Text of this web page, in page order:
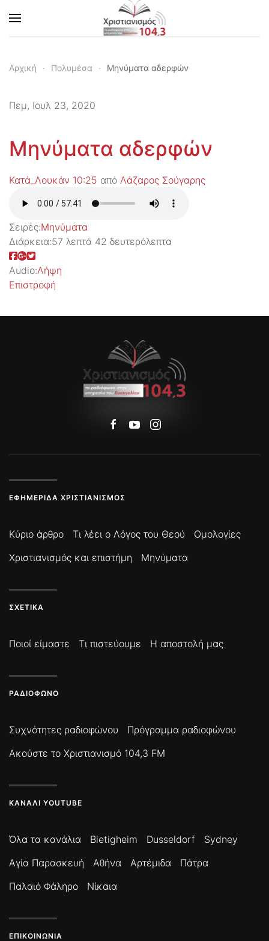
Skip to main content
Αρχική Πολυμέσα Μηνύματα αδερφών
Πεμ, Ιουλ 23, 2020
Μηνύματα αδερφών
Κατά_Λουκάν 10:25 από Λάζαρος Σούγαρης
Σειρές:Μηνύματα
Διάρκεια:57 λεπτά 42 δευτερόλεπτα
Audio:Λήψη
Επιστροφή
ΕΦΗΜΕΡΊΔΑ ΧΡΙΣΤΙΑΝΙΣΜΌΣ
Κύριο άρθρο Τι λέει ο Λόγος του Θεού
Ομολογίες
Χριστιανισμός και επιστήμη
Μηνύματα
ΣΧΕΤΙΚΆ
Ποιοί είμαστε Τι πιστεύουμε Η αποστολή μας
ΡΑΔΙΌΦΩΝΟ
Συχνότητες ραδιοφώνου
Πρόγραμμα ραδιοφώνου
Ακούστε το Χριστιανισμό 104,3 FM
ΚΑΝΆΛΙ YOUTUBE
Όλα τα κανάλια Bietigheim Dusseldorf
Sydney
Αγία Παρασκευή
Αθήνα Αρτέμιδα
Πάτρα
Παλαιό Φάληρο
Νίκαια
ΕΠΙΚΟΙΝΩΝΊΑ